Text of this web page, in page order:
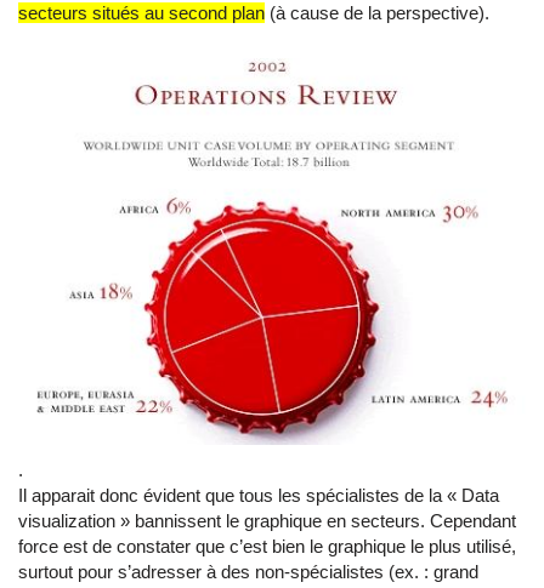
secteurs situés au second plan (à cause de la perspective).
.
Il apparait donc évident que tous les spécialistes de la « Data
visualization » bannissent le graphique en secteurs. Cependant
force est de constater que c’est bien le graphique le plus utilisé,
surtout pour s’adresser à des non-spécialistes (ex. : grand